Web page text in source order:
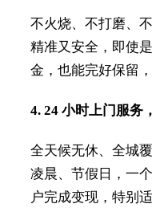
不火烧、不打磨、
精准又安全，即使
金，也能完好保留
4. 24 小时上门服务
全天候无休、全城
凌晨、节假日，一
户完成变现，特别